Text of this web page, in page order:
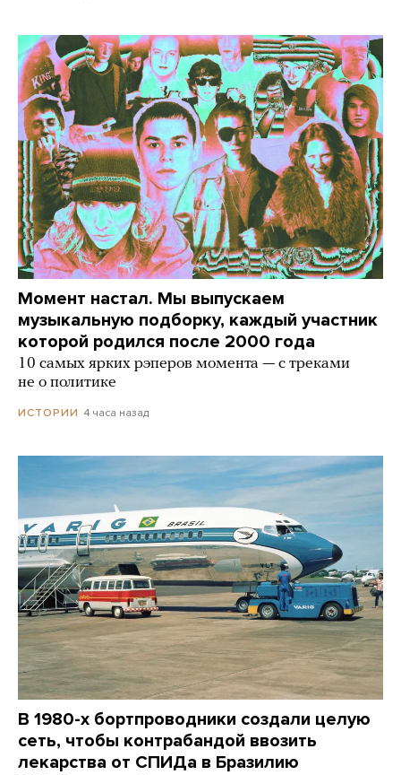
Момент настал. Мы выпускаем
музыкальную подборку, каждый участник
которой родился после 2000 года
10 самых ярких рэперов момента — с треками
не о политике
ИСТОРИИ 4 часа назад
В 1980-х бортпроводники создали целую
сеть, чтобы контрабандой ввозить
лекарства от СПИДа в Бразилию